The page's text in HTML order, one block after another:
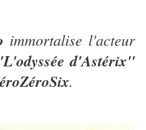
immortalise l'acteur
d'Astérix"
.